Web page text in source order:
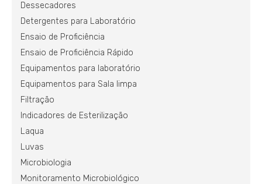
Dessecadores
Detergentes para Laboratório
Ensaio de Proficiência
Ensaio de Proficiência Rápido
Equipamentos para laboratório
Equipamentos para Sala limpa
Filtração
Indicadores de Esterilização
Laqua
Luvas
Microbiologia
Monitoramento Microbiológico